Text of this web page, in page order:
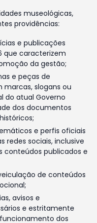
museológicas,
providências:
e publicações
que caracterizem
da gestão;
e peças de
slogans ou
do atual Governo
dos documentos
e perfis oficiais
redes sociais, inclusive
conteúdos publicados e
de conteúdos
avisos e
e estritamente
dos